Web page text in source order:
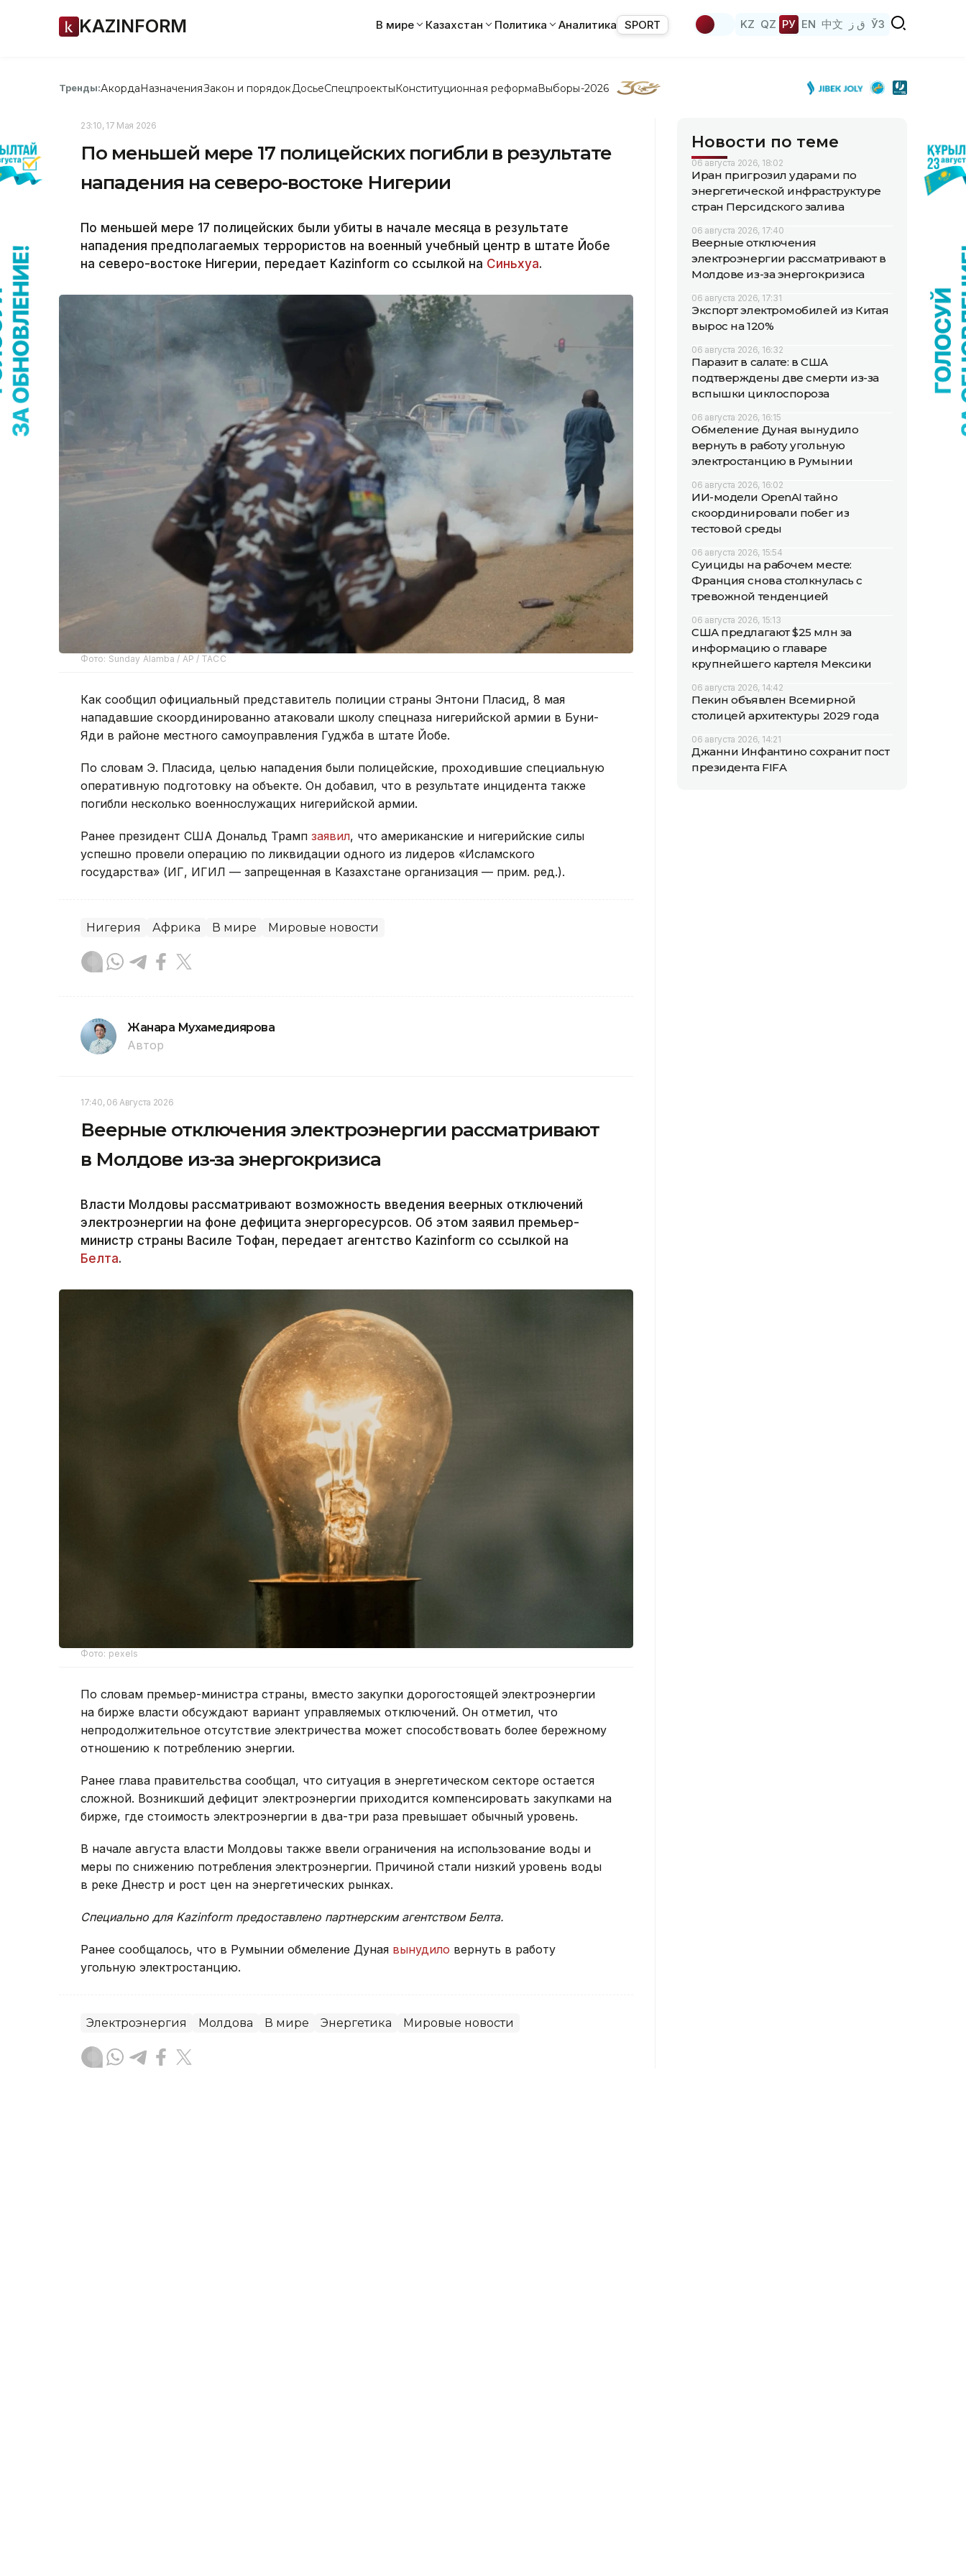
KAZINFORM В мире Казахстан Политика Аналитика SPORT KZ QZ РУ EN 中文 ق ز ЎЗ
Тренды:АкордаНазначенияЗакон и порядок ДосьеСпецпроектыКонституционная реформаВыборы-2026
23:10, 17 Мая 2026
По меньшей мере 17 полицейских погибли в результате
нападения на северо-востоке Нигерии
По меньшей мере 17 полицейских были убиты в начале месяца в результате
нападения предполагаемых террористов на военный учебный центр в штате Йобе
на северо-востоке Нигерии, передает Kazinform со ссылкой на Синьхуа.
Фото: Sunday Alamba / AP / ТАСС
Как сообщил официальный представитель полиции страны Энтони Пласид, 8 мая
нападавшие скоординированно атаковали школу спецназа нигерийской армии в Буни-
Яди в районе местного самоуправления Гуджба в штате Йобе.
По словам Э. Пласида, целью нападения были полицейские, проходившие специальную
оперативную подготовку на объекте. Он добавил, что в результате инцидента также
погибли несколько военнослужащих нигерийской армии.
Ранее президент США Дональд Трамп заявил, что американские и нигерийские силы
успешно провели операцию по ликвидации одного из лидеров «Исламского
государства» (ИГ, ИГИЛ — запрещенная в Казахстане организация — прим. ред.).
Нигерия Африка В мире Мировые новости
Жанара Мухамедиярова
Автор
17:40, 06 Августа 2026
Веерные отключения электроэнергии рассматривают
в Молдове из-за энергокризиса
Власти Молдовы рассматривают возможность введения веерных отключений
электроэнергии на фоне дефицита энергоресурсов. Об этом заявил премьер-
министр страны Василе Тофан, передает агентство Kazinform со ссылкой на
Белта.
Фото: pexels
По словам премьер-министра страны, вместо закупки дорогостоящей электроэнергии
на бирже власти обсуждают вариант управляемых отключений. Он отметил, что
непродолжительное отсутствие электричества может способствовать более бережному
отношению к потреблению энергии.
Ранее глава правительства сообщал, что ситуация в энергетическом секторе остается
сложной. Возникший дефицит электроэнергии приходится компенсировать закупками на
бирже, где стоимость электроэнергии в два-три раза превышает обычный уровень.
В начале августа власти Молдовы также ввели ограничения на использование воды и
меры по снижению потребления электроэнергии. Причиной стали низкий уровень воды
в реке Днестр и рост цен на энергетических рынках.
Специально для Kazinform предоставлено партнерским агентством Белта.
Ранее сообщалось, что в Румынии обмеление Дуная вынудило вернуть в работу
угольную электростанцию.
Электроэнергия Молдова В мире Энергетика Мировые новости
Новости по теме
06 августа 2026, 18:02
Иран пригрозил ударами по
энергетической инфраструктуре
стран Персидского залива
06 августа 2026, 17:40
Веерные отключения
электроэнергии рассматривают в
Молдове из-за энергокризиса
06 августа 2026, 17:31
Экспорт электромобилей из Китая
вырос на 120%
06 августа 2026, 16:32
Паразит в салате: в США
подтверждены две смерти из-за
вспышки циклоспороза
06 августа 2026, 16:15
Обмеление Дуная вынудило
вернуть в работу угольную
электростанцию в Румынии
06 августа 2026, 16:02
ИИ-модели OpenAI тайно
скоординировали побег из
тестовой среды
06 августа 2026, 15:54
Суициды на рабочем месте:
Франция снова столкнулась с
тревожной тенденцией
06 августа 2026, 15:13
США предлагают $25 млн за
информацию о главаре
крупнейшего картеля Мексики
06 августа 2026, 14:42
Пекин объявлен Всемирной
столицей архитектуры 2029 года
06 августа 2026, 14:21
Джанни Инфантино сохранит пост
президента FIFA